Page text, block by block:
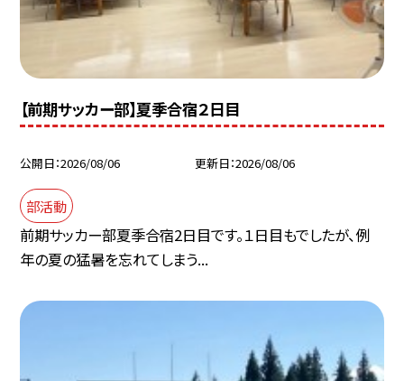
【前期サッカー部】夏季合宿２日目
公開日 2026/08/06 更新日 2026/08/06
部活動
前期サッカー部夏季合宿2日目です。１日目もでしたが、例
年の夏の猛暑を忘れてしまう...